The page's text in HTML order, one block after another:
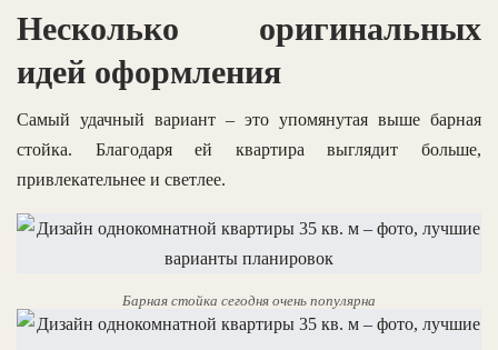
Несколько оригинальных
идей оформления
Самый удачный вариант – это упомянутая выше барная
стойка. Благодаря ей квартира выглядит больше,
привлекательнее и светлее.
Барная стойка сегодня очень популярна